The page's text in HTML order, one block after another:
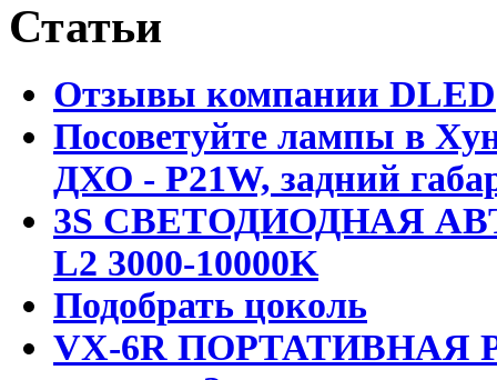
Статьи
Отзывы компании DLED
Посоветуйте лампы в
ДХО - P21W, задний
3S СВЕТОДИОДНАЯ
L2 3000-10000K
Подобрать цоколь
VX-6R ПОРТАТИВНАЯ